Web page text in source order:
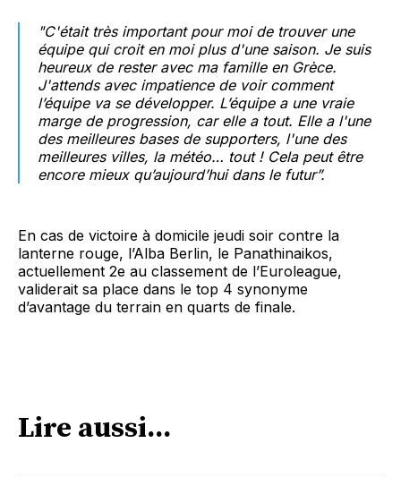
"C'était très important pour moi de trouver une
équipe qui croit en moi plus d'une saison. Je suis
heureux de rester avec ma famille en Grèce.
J'attends avec impatience de voir comment
l’équipe va se développer. L’équipe a une vraie
marge de progression, car elle a tout. Elle a l'une
des meilleures bases de supporters, l'une des
meilleures villes, la météo… tout ! Cela peut être
encore mieux qu’aujourd’hui dans le futur”.
En cas de victoire à domicile jeudi soir contre la
lanterne rouge, l’Alba Berlin, le Panathinaikos,
actuellement 2e au classement de l’Euroleague,
validerait sa place dans le top 4 synonyme
d’avantage du terrain en quarts de finale.
Lire aussi...